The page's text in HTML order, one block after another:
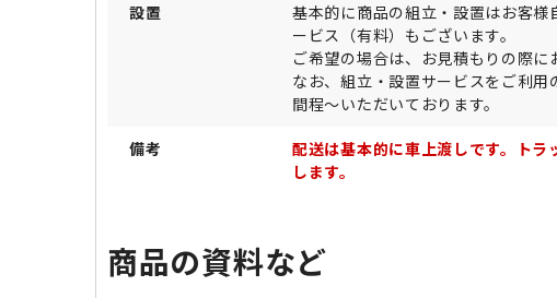
設置
基本的に商品の組立・設置はお客
ービス（有料）もございます。
ご希望の場合は、お見積もりの際に
なお、組立・設置サービスをご利
間程～いただいております。
備考
配送は基本的に車上渡しです。ト
します。
商品の資料など